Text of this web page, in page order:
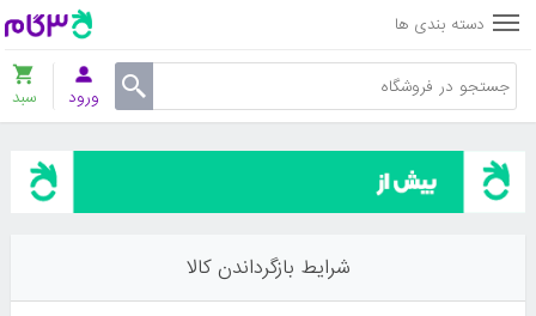
دسته بندی ها
ورود سبد
شرایط بازگرداندن کالا